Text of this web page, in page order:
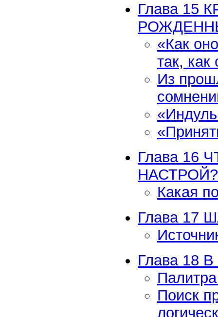
Глава 15
«Как
так,
Из
Глава 16
НАСТРОЙ?
Какая
Глава 17
Глава 18
Поиск